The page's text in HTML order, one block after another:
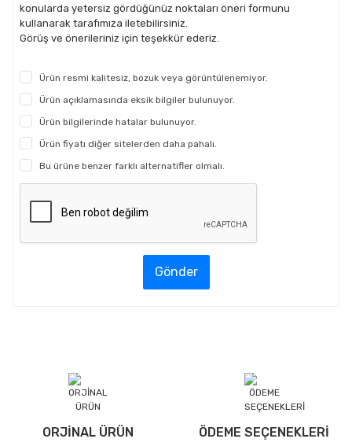
konularda yetersiz gördüğünüz noktaları öneri formunu
kullanarak tarafımıza iletebilirsiniz.
Görüş ve önerileriniz için teşekkür ederiz.
Ürün resmi kalitesiz, bozuk veya görüntülenemiyor.
Ürün açıklamasında eksik bilgiler bulunuyor.
Ürün bilgilerinde hatalar bulunuyor.
Ürün fiyatı diğer sitelerden daha pahalı.
Bu ürüne benzer farklı alternatifler olmalı.
Gönder
ORJİNAL ÜRÜN ÖDEME SEÇENEKLERİ